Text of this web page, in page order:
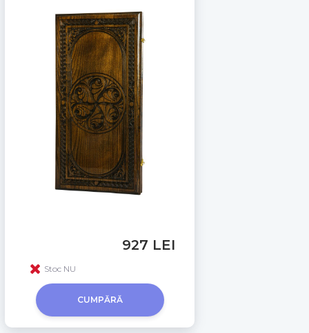
927 LEI
Stoc NU
CUMPĂRĂ